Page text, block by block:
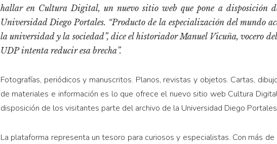
hallar en Cultura Digital, un nuevo sitio web que pone a disposición
Universidad Diego Portales. “Producto de la especialización del mundo
la universidad y la sociedad”, dice el historiador Manuel Vicuña, vocero
UDP intenta reducir esa brecha”.
Fotografías, periódicos y manuscritos. Planos, revistas y objetos. Cartas,
de materiales e información es lo que ofrece el nuevo sitio web Cultura
disposición de los visitantes parte del archivo de la Universidad Diego
La plataforma representa un tesoro para curiosos y especialistas. Con más